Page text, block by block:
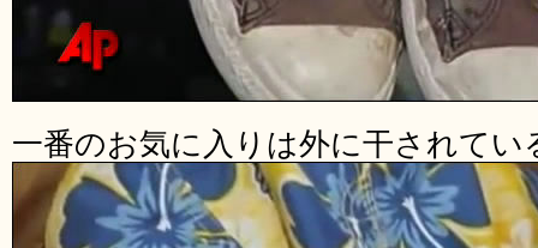
一番のお気に入りは外に干されてい